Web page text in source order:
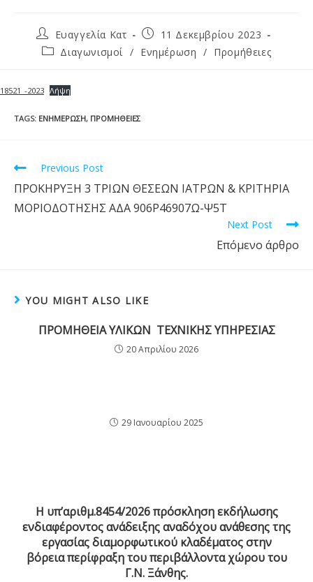
Ευαγγελία Κατ
11 Δεκεμβρίου 2023
Διαγωνισμοί / Ενημέρωση / Προμήθειες
18521_-2023 Λήψη
TAGS: ΕΝΗΜΈΡΩΣΗ, ΠΡΟΜΉΘΕΙΕΣ
Previous Post
ΠΡΟΚΗΡΥΞΗ 3 ΤΡΙΩΝ ΘΕΣΕΩΝ ΙΑΤΡΩΝ & ΚΡΙΤΗΡΙΑ
ΜΟΡΙΟΔΟΤΗΣΗΣ ΑΔΑ 906Ρ46907Ω-Ψ5Τ
Next Post
Επόμενο άρθρο
YOU MIGHT ALSO LIKE
ΠΡΟΜΗΘΕΙΑ ΥΛΙΚΩΝ ΤΕΧΝΙΚΗΣ ΥΠΗΡΕΣΙΑΣ
20 Απριλίου 2026
29 Ιανουαρίου 2025
Η υπ’αριθμ.8454/2026 πρόσκληση εκδήλωσης
ενδιαφέροντος ανάδειξης αναδόχου ανάθεσης της
εργασίας διαμορφωτικού κλαδέματος στην
βόρεια περίφραξη του περιβάλλοντα χώρου του
Γ.Ν. Ξάνθης.